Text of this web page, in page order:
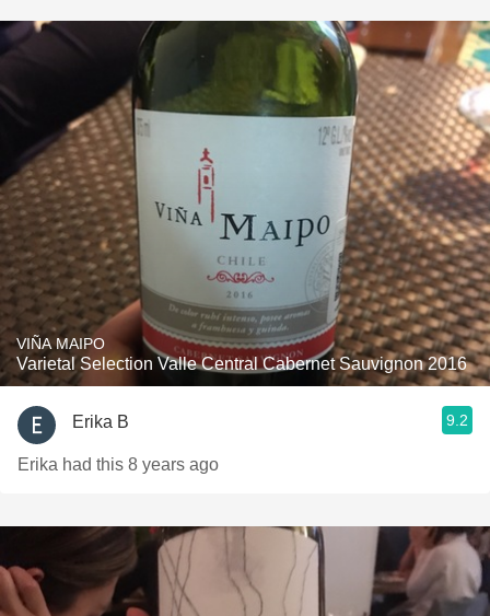
VIÑA MAIPO
Varietal Selection Valle Central Cabernet Sauvignon 2016
Erika B 9.2
Erika had this 8 years ago